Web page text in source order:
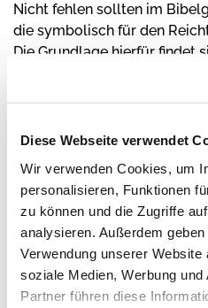
Diese Webseite verwendet
Wir verwenden Cookies, um
personalisieren, Funktionen
zu können und die Zugriffe
analysieren. Außerdem
Verwendung unserer
soziale Medien, Werbung
Partner führen diese
Nicht fehlen sollten im
die symbolisch für den
Die Grundlage hierfür findet
"denn der Herr, dein Gott
der Tiefe, die aus den Bergen
ein La nd in dem Weizen,
Feigenbäume und
es Ölbäume und Honig
Auf den Granatapfel und
bisher verzichtet, da sie
Der Olivenbaum ist eine